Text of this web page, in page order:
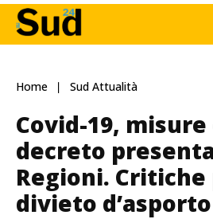
Home Sud Attualità
Covid-19,
decreto
Regioni.
divieto